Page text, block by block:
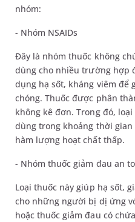
nhóm:
- Nhóm NSAIDs
Đây là nhóm thuốc không
dùng cho nhiều trường hợp
dụng hạ sốt, kháng viêm để
chóng. Thuốc được phân
không kê đơn. Trong đó,
dùng trong khoảng thời gian
hàm lượng hoạt chất thấp.
- Nhóm thuốc giảm đau an
Loại thuốc này giúp hạ sốt,
cho những người bị dị ứng
hoặc thuốc giảm đau có